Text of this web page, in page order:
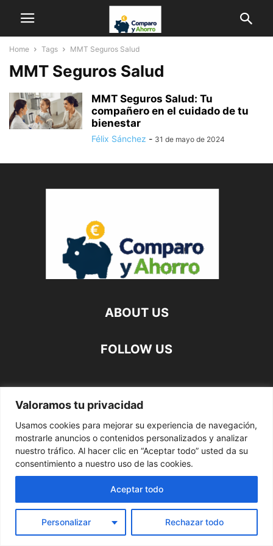
Valoramos tu privacidad
Usamos cookies para mejorar su experiencia de navegación,
mostrarle anuncios o contenidos personalizados y analizar
nuestro tráfico. Al hacer clic en “Aceptar todo” usted da su
consentimiento a nuestro uso de las cookies.
Personalizar Rechazar todo
Aceptar todo
Home Tags MMT Seguros Salud
MMT Seguros Salud
MMT Seguros Salud: Tu
compañero en el cuidado de tu
bienestar
Félix Sánchez - 31 de mayo de 2024
ABOUT US
FOLLOW US
©